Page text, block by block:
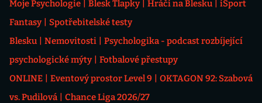
Moje Psychologie Blesk Tlapky Hráči na Blesku
iSport
Fantasy
Spotřebitelské testy
Blesku
Nemovitosti
Psychologika - podcast rozbíjející
psychologické mýty
Fotbalové přestupy
ONLINE
Eventový prostor Level 9
OKTAGON 92: Szabová
vs. Pudilová
Chance Liga 2026/27